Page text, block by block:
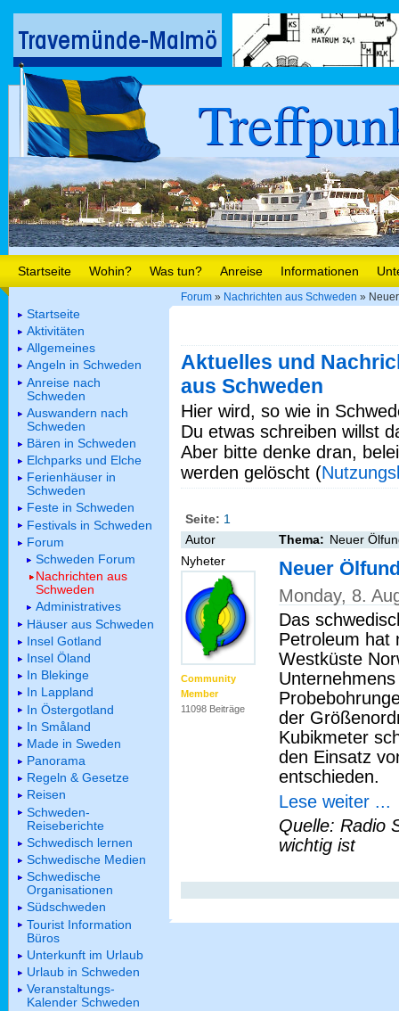
Startseite Wohin? Was tun? Anreise Informationen
Forum » Nachrichten aus Schweden »
Aktuelles und
aus Schweden
Hier wird, so wie in
Du etwas schreiben willst
Aber bitte denke dran,
werden gelöscht (
Seite: 1
Autor
Thema: Neuer
Nyheter
Community
Member
11098 Beiträge
Neuer
Monday, 8.
Das
Petroleum hat
Westküste
der
Kubikmeter
den Einsatz
entschieden.
Lese weiter ...
Quelle: Radio
wichtig ist
Startseite
Aktivitäten
Allgemeines
Angeln in Schweden
Anreise nach
Schweden
Auswandern nach
Schweden
Bären in Schweden
Elchparks und Elche
Ferienhäuser in
Schweden
Feste in Schweden
Festivals in Schweden
Forum
Schweden Forum
Nachrichten aus
Schweden
Administratives
Häuser aus Schweden
Insel Gotland
Insel Öland
In Blekinge
In Lappland
In Östergotland
In Småland
Made in Sweden
Panorama
Regeln & Gesetze
Reisen
Schweden-
Reiseberichte
Schwedisch lernen
Schwedische Medien
Schwedische
Organisationen
Südschweden
Tourist Information
Büros
Unterkunft im Urlaub
Urlaub in Schweden
Veranstaltungs-
Kalender Schweden